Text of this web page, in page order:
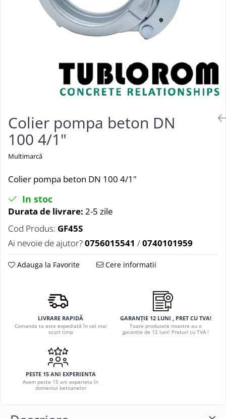
Colier pompa beton DN
100 4/1"
Multimarcă
Colier pompa beton DN 100 4/1"
In stoc
Durata de livrare: 2-5 zile
Cod Produs: GF45S
Ai nevoie de ajutor?0756015541 /0740101959
Adauga la Favorite Cere informatii
LIVRARE RAPIDĂ
Comanda ta este expediată în cel mai
scurt timp
GARANȚIE 12 LUNI , PRET CU TVA!
Toate produsele noastre au o
garanție de 12 luni! Preturi cu TVA !
PESTE 15 ANI EXPERIENTA
Avem peste 15 ani experieta în
domeniul betoanelor